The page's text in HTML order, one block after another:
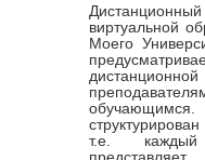
виртуальной
Моего
т.е.